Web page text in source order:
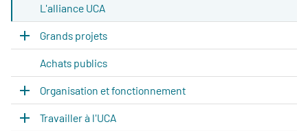
L'alliance UCA
Grands projets
Achats publics
Organisation et fonctionnement
Travailler à l'UCA